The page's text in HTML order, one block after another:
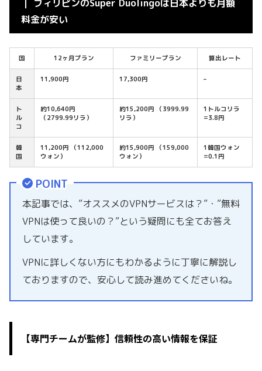
｜ フィリピンのSuper Duolingoは日本よりも月額
料金が安い
国 12ヶ月プラン ファミリープラン 算出レート
日
本
11,900円 17,300円 –
ト
ル
コ
約10,640円
（2799.99リラ）
約15,200円 （3999.99
リラ）
1トルコリラ
=3.8円
韓
国
11,200円 （112,000
ウォン）
約15,900円 （159,000
ウォン）
1韓国ウォン
=0.1円
POINT
本記事では、”オススメのVPNサービスは？”・”無料
VPNは使って良いの？”という疑問にも全てお答え
しています。
VPNに詳しくない方にもわかるように丁寧に解説し
ておりますので、安心して読み進めてくださいね。
【専門チームが監修】信頼性の高い情報を保証